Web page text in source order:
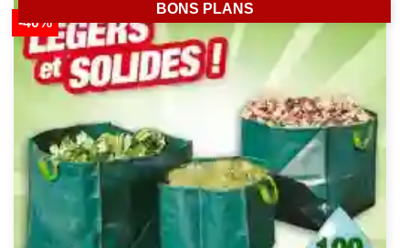
-40%
BONS PLANS